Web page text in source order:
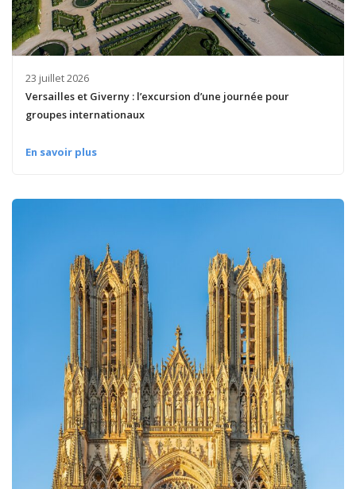
23 juillet 2026
Versailles et Giverny : l’excursion d’une journée pour
groupes internationaux
En savoir plus